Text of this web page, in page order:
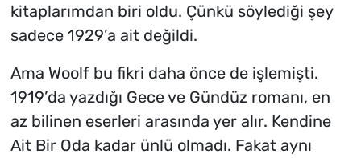
kitaplarımdan biri oldu. Çünkü söylediği şey
sadece 1929’a ait değildi.
Ama Woolf bu fikri daha önce de işlemişti.
1919’da yazdığı Gece ve Gündüz romanı, en
az bilinen eserleri arasında yer alır. Kendine
Ait Bir Oda kadar ünlü olmadı. Fakat aynı